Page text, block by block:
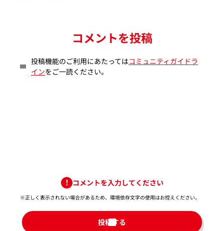
コメントを投稿
投稿機能のご利用にあたってはコミュニティガイドラ
インをご一読ください。
コメントを入力してください
※正しく表示されない場合があるため、環境依存文字の使用はお控えください。​
投稿する